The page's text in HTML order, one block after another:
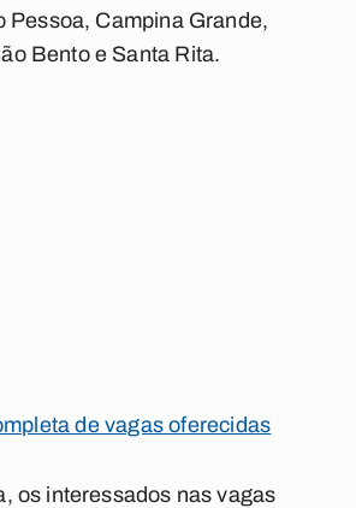
Pessoa, Campina Grande,
Bento e Santa Rita.
de vagas oferecidas
os interessados nas vagas